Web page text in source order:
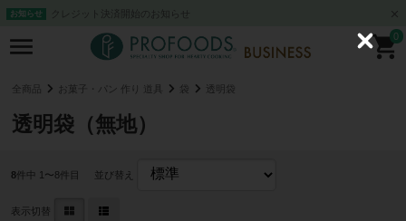
お知らせ クレジット決済開始のお知らせ
0
全商品 お菓子・パン 作り 道具 袋 透明袋
透明袋（無地）
8件中 1〜8件目 並び替え
表示切替
C